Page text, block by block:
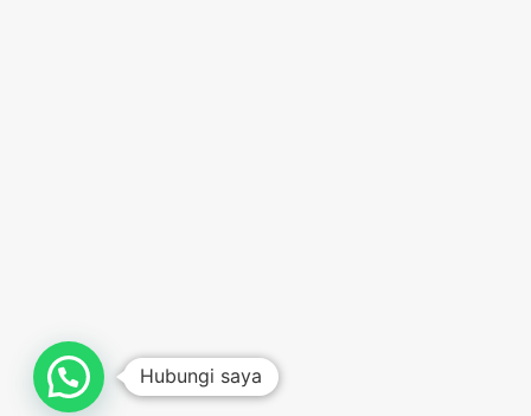
Hubungi saya